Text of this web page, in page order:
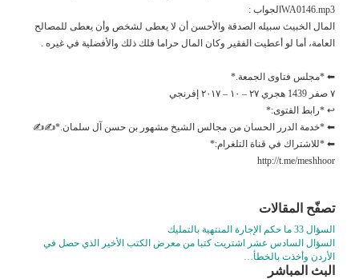
WA0146.mp3الجواب :
المال الخبيث سبيله الصدقة والأحسن أن لا يعطى لشخص وأن يعطى للمصالح
العامة، أما لو أعطيت الفقير وكان المال حراما فلك ذلك والأفضلية في غيره .
⬅ *مجلس فتاوى الجمعة.*
٧ صفر 1439 هجري ٢٧ – ١٠ – ٢٠١٧ إفرنجي
↩ *رابط الفتوى:*
⬅ *خدمة الدرر الحسان من مجالس الشيخ مشهور بن حسن آل سلمان.*✍✍
⬅ *للاشتراك في قناة التلغرام:*
http://t.me/meshhoor
تصفّح المقالات
السؤال 33 ما حكم الإجارة المنتهية بالتمليك
السؤال السادس عشر اشتريت كتبا من معرض الكتب الأخير الذي حصل في
الأردن وأخذت بالخطأ…
البث المباشر